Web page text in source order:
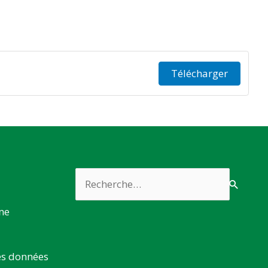
Télécharger
données